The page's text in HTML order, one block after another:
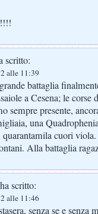
scritto:
alle 11:39
battaglia
a Cesena; le
sempre presente,
una
quarantamila cuori
Alla battaglia
ha scritto:
alle 11:46
senza se e senza